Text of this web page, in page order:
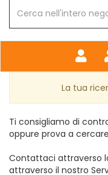
Prodotto
La tua
Ti consigliamo di
oppure prova a
Contattaci attraverso
attraverso il nostro